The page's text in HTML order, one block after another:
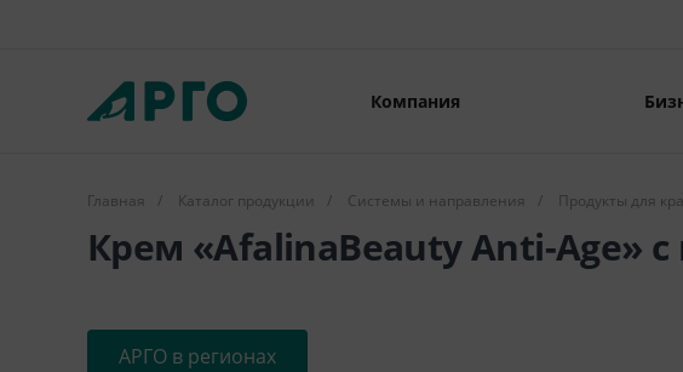
Компания
Главная / Каталог продукции / Системы и направления / Продукты для
Крем «AfalinaBeauty Anti-Age»
АРГО в регионах